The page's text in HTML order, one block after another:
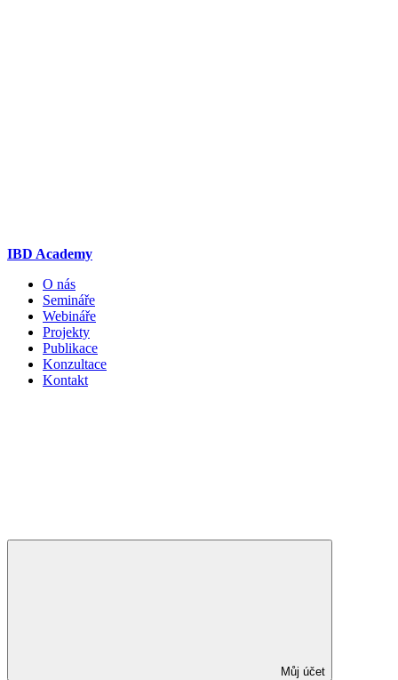
IBD Academy
O nás
Semináře
Webináře
Projekty
Publikace
Konzultace
Kontakt
Můj účet